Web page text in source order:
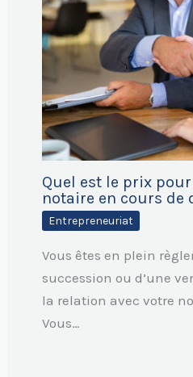
Quel est le prix
notaire en cours de
Entrepreneuriat
Vous êtes en plein
succession ou d’une
la relation avec votre
Vous…